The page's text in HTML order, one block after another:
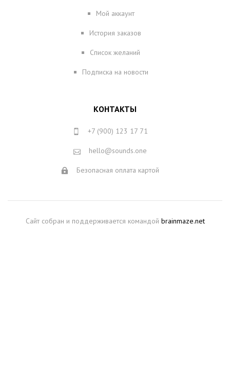
Мой аккаунт
История заказов
Список желаний
Подписка на новости
КОНТАКТЫ
+7 (900) 123 17 71
hello@sounds.one
Безопасная оплата картой
Сайт собран и поддерживается командой brainmaze.net